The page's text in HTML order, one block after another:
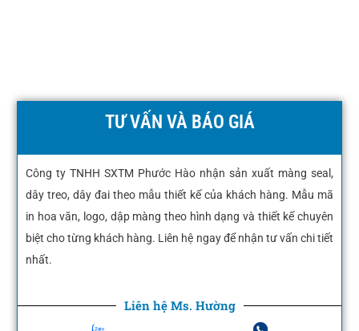
TƯ VẤN VÀ BÁO GIÁ
Công ty TNHH SXTM Phước Hào nhận sản xuất màng seal,
dây treo, dây đai theo mẫu thiết kế của khách hàng. Mẫu mã
in hoa văn, logo, dập màng theo hình dạng và thiết kế chuyên
biệt cho từng khách hàng. Liên hệ ngay để nhận tư vấn chi tiết
nhất.
Liên hệ Ms. Hường